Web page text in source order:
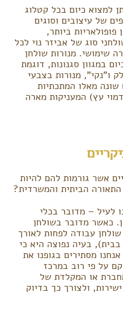
למצוא כיום בכל קטלוג
של עיצובים וסוגים
פופולאריות ביותר,
סוג של אביזר נוי לכל
שימושי. מנורות שולחן
במגוון סגנונות, דוגמת
ו"נקי", מנורות בצבעי
מאלו המתכתיות
עץ) המעניקות מארה
אשר גורמות להם להיות
התאורה הביתית והמשרדית?
לעיל – מדובר בכלי
כאשר מדובר בשולחן
עבודה לפחות לאורך
בעיה נפוצה היא כי
מסתירים בגופנו את
על פי רוב במרכז
או המקלדת של
ולצורך כך בדיוק